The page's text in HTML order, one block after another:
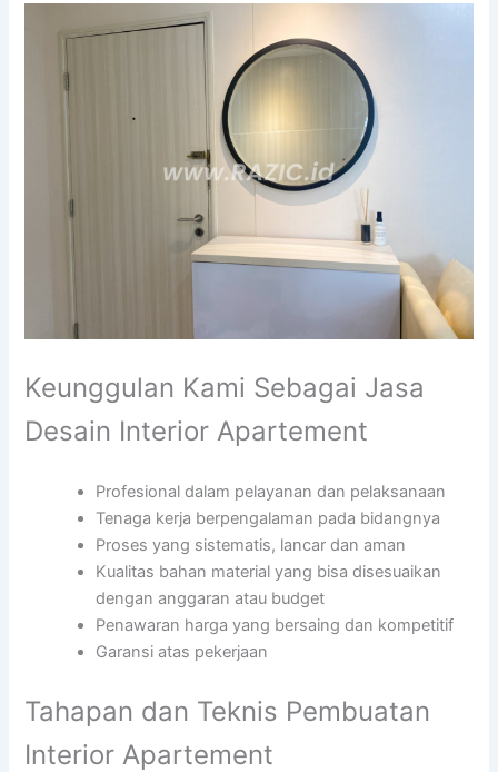
Keunggulan Kami Sebagai Jasa
Desain Interior Apartement
Profesional dalam pelayanan dan pelaksanaan
Tenaga kerja berpengalaman pada bidangnya
Proses yang sistematis, lancar dan aman
Kualitas bahan material yang bisa disesuaikan
dengan anggaran atau budget
Penawaran harga yang bersaing dan kompetitif
Garansi atas pekerjaan
Tahapan dan Teknis Pembuatan
Interior Apartement